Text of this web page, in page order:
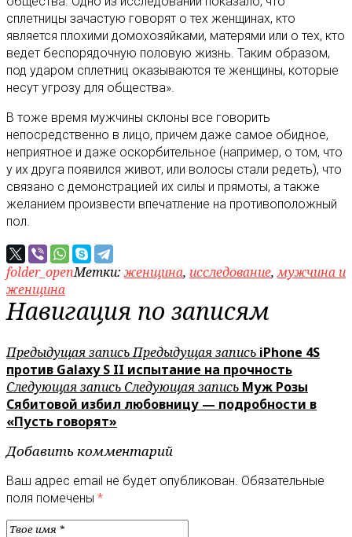
сплетницы зачастую говорят о тех женщинах, кто
является плохими домохозяйками, матерями или о тех, кто
ведет беспорядочную половую жизнь. Таким образом,
под ударом сплетниц оказываются те женщины, которые
несут угрозу для общества».
В тоже время мужчины склоны все говорить
непосредственно в лицо, причем даже самое обидное,
неприятное и даже оскорбительное (например, о том, что
у их друга появился живот, или волосы стали редеть), что
связано с демонстрацией их силы и прямоты, а также
желанием произвести впечатление на противоположный
пол.
folder_openМетки:женщина, исследование,мужчина и
женщина
Навигация по записям
Предыдущая записьПредыдущая запись iPhone 4S
против Galaxy S II испытание на прочность
Следующая запись Следующая запись Муж Розы
Сябитовой избил любовницу — подробности в
«Пусть говорят»
Добавить комментарий
Ваш адрес email не будет опубликован. Обязательные
поля помечены *